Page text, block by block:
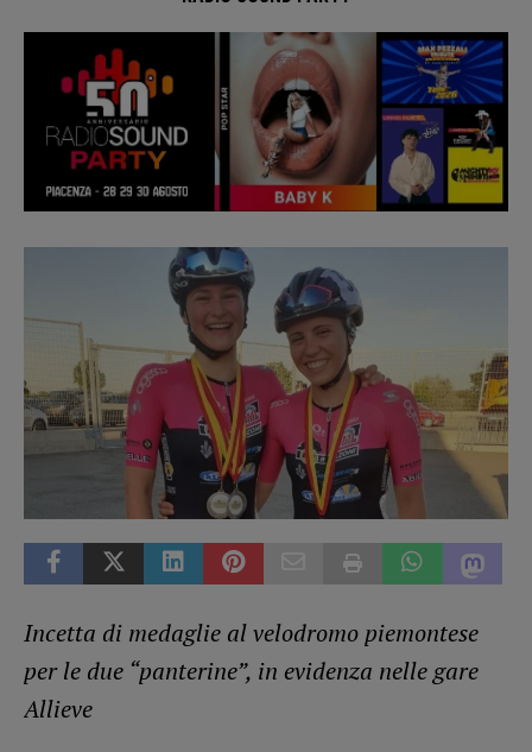
Incetta di medaglie al velodromo piemontese
per le due “panterine”, in evidenza nelle gare
Allieve